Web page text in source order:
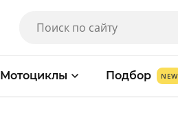
Мотоциклы Подбор